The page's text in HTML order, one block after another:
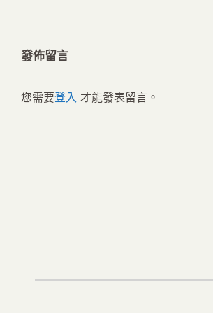
航
文
發佈留言
您需要登入 才能發表留言。